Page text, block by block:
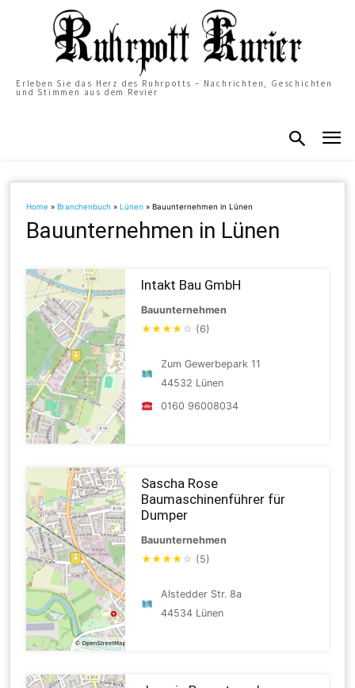
Erleben Sie das Herz des Ruhrpotts – Nachrichten, Geschichten
und Stimmen aus dem Revier
Home »Branchenbuch »Lünen »Bauunternehmen in Lünen
Bauunternehmen in Lünen
Intakt Bau GmbH
Bauunternehmen
★★★★ ☆ (6)
Zum Gewerbepark 11
44532 Lünen
0160 96008034
Sascha Rose
Baumaschinenführer für
Dumper
Bauunternehmen
★★★★ ☆ (5)
Alstedder Str. 8a
44534 Lünen